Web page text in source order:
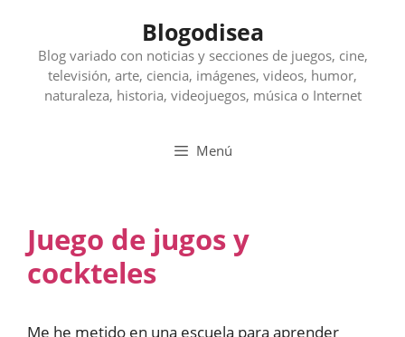
contenido
Blogodisea
Blog variado con noticias y secciones de juegos, cine,
televisión, arte, ciencia, imágenes, videos, humor,
naturaleza, historia, videojuegos, música o Internet
Menú
Juego de jugos y
cockteles
Me he metido en una escuela para aprender